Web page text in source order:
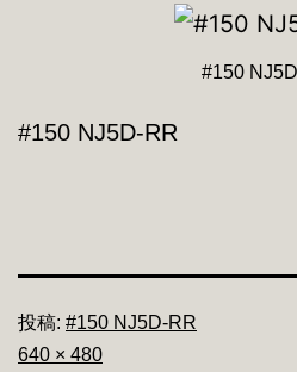
#150
#150 NJ5D-RR
投稿: #150 NJ5D-RR
フ
640 × 480